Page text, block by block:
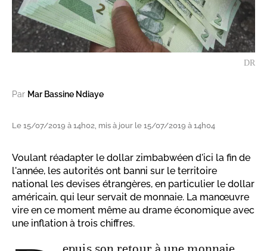
DR
Par Mar Bassine Ndiaye
Le 15/07/2019 à 14h02, mis à jour le 15/07/2019 à 14h04
Voulant réadapter le dollar zimbabwéen d'ici la fin de
l'année, les autorités ont banni sur le territoire
national les devises étrangères, en particulier le dollar
américain, qui leur servait de monnaie. La manœuvre
vire en ce moment même au drame économique avec
une inflation à trois chiffres.